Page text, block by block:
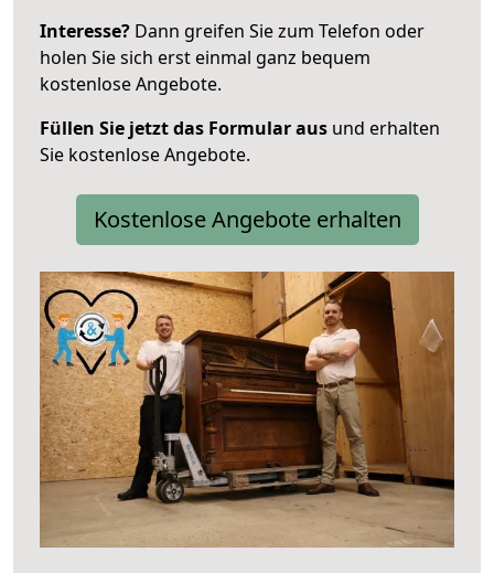
Interesse? Dann greifen Sie zum Telefon oder
holen Sie sich erst einmal ganz bequem
kostenlose Angebote.
Füllen Sie jetzt das Formular aus und erhalten
Sie kostenlose Angebote.
Kostenlose Angebote erhalten